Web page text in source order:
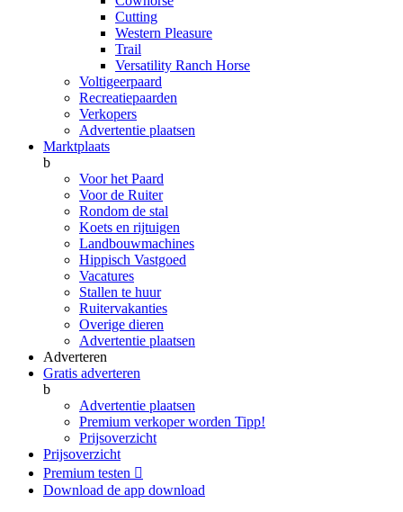
Cutting
Western Pleasure
Trail
Versatility Ranch Horse
Voltigeerpaard
Recreatiepaarden
Verkopers
Advertentie plaatsen
Marktplaats
b
Voor het Paard
Voor de Ruiter
Rondom de stal
Koets en rijtuigen
Landbouwmachines
Hippisch Vastgoed
Vacatures
Stallen te huur
Ruitervakanties
Overige dieren
Advertentie plaatsen
Adverteren
Gratis adverteren
b
Advertentie plaatsen
Premium verkoper worden Tipp!
Prijsoverzicht
Prijsoverzicht
Premium testen 
Download de app download